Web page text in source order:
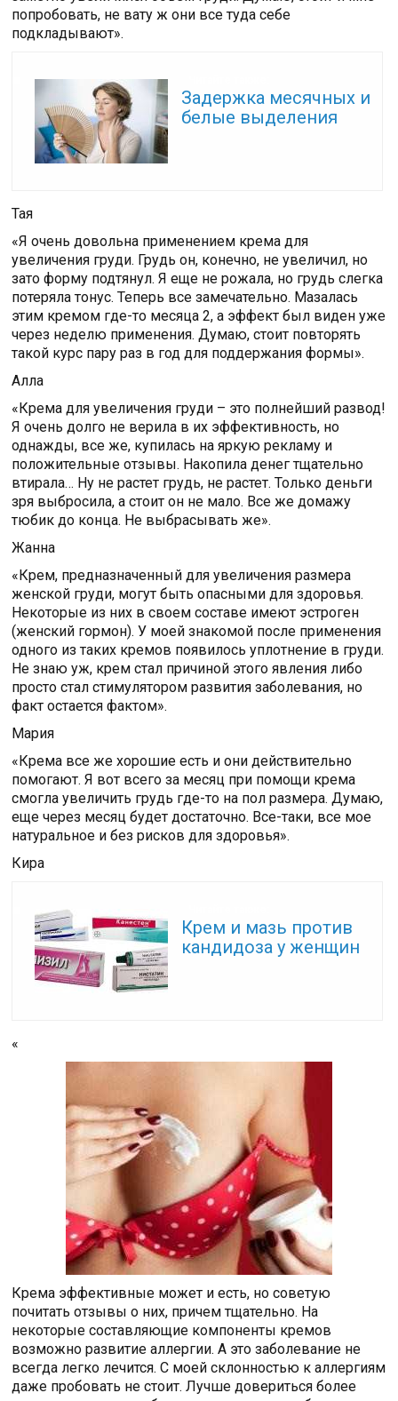
попробовать, не вату ж они все туда себе
подкладывают».
Задержка месячных и
белые выделения
Тая
«Я очень довольна применением крема для
увеличения груди. Грудь он, конечно, не увеличил, но
зато форму подтянул. Я еще не рожала, но грудь слегка
потеряла тонус. Теперь все замечательно. Мазалась
этим кремом где-то месяца 2, а эффект был виден уже
через неделю применения. Думаю, стоит повторять
такой курс пару раз в год для поддержания формы».
Алла
«Крема для увеличения груди – это полнейший развод!
Я очень долго не верила в их эффективность, но
однажды, все же, купилась на яркую рекламу и
положительные отзывы. Накопила денег тщательно
втирала… Ну не растет грудь, не растет. Только деньги
зря выбросила, а стоит он не мало. Все же домажу
тюбик до конца. Не выбрасывать же».
Жанна
«Крем, предназначенный для увеличения размера
женской груди, могут быть опасными для здоровья.
Некоторые из них в своем составе имеют эстроген
(женский гормон). У моей знакомой после применения
одного из таких кремов появилось уплотнение в груди.
Не знаю уж, крем стал причиной этого явления либо
просто стал стимулятором развития заболевания, но
факт остается фактом».
Мария
«Крема все же хорошие есть и они действительно
помогают. Я вот всего за месяц при помощи крема
смогла увеличить грудь где-то на пол размера. Думаю,
еще через месяц будет достаточно. Все-таки, все мое
натуральное и без рисков для здоровья».
Кира
Крем и мазь против
кандидоза у женщин
«
Крема эффективные может и есть, но советую
почитать отзывы о них, причем тщательно. На
некоторые составляющие компоненты кремов
возможно развитие аллергии. А это заболевание не
всегда легко лечится. С моей склонностью к аллергиям
даже пробовать не стоит. Лучше довериться более